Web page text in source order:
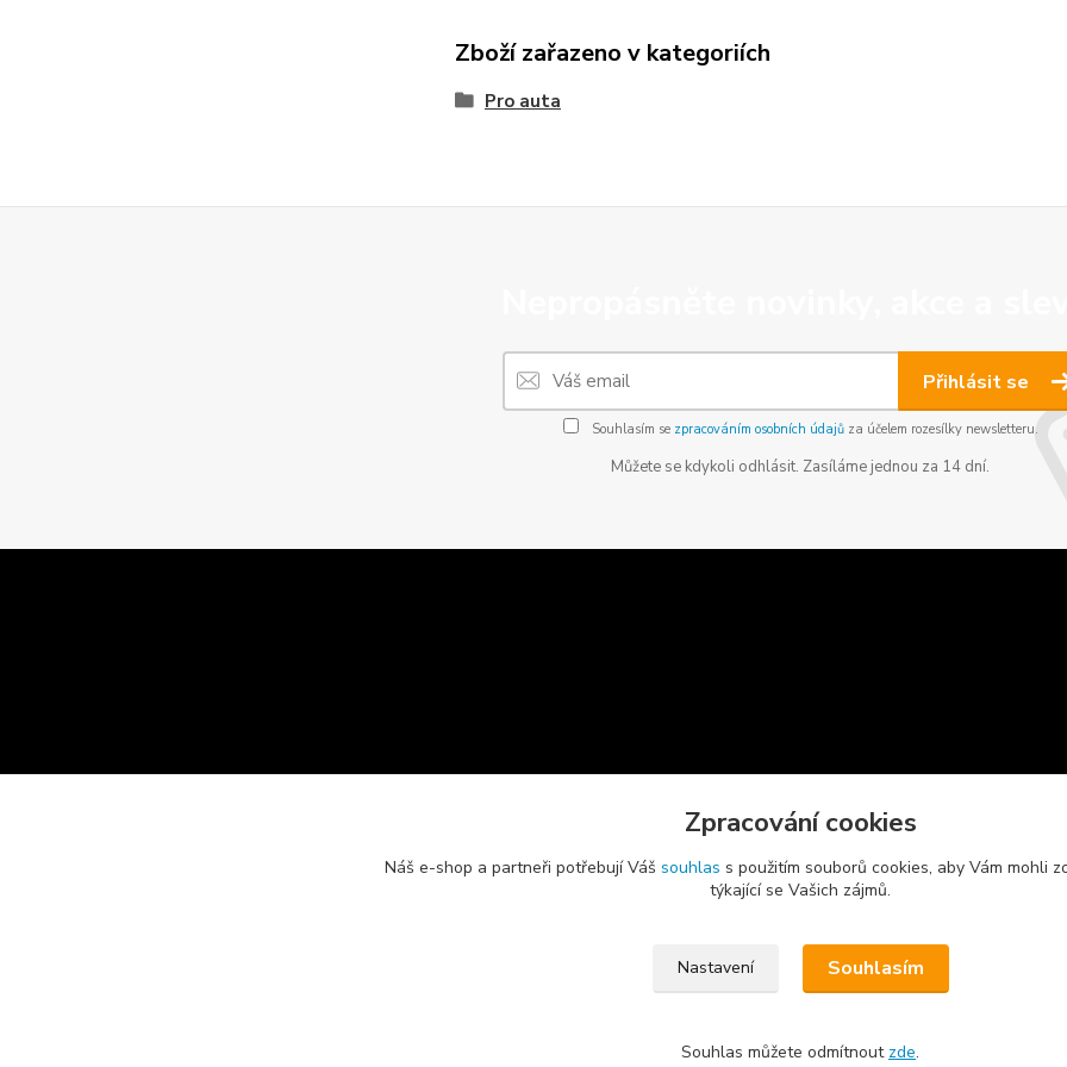
Zboží zařazeno v kategoriích
Pro auta
Přihlásit se
Souhlasím se zpracováním osobních údajůza účelem rozesílky newsletteru.
Můžete se kdykoli odhlásit. Zasíláme jednou za 14 dní.
Zpracování cookies
Náš e-shop a partneři potřebují Váš souhlas s použitím souborů cookies, aby Vám mohli
týkající se Vašich zájmů.
Nastavení Souhlasím
Souhlas můžete odmítnout zde.